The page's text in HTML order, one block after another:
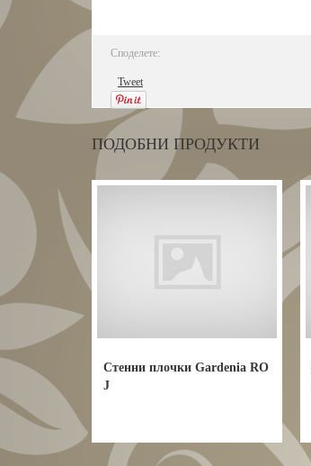
Споделете:
Tweet
ПОДОБНИ ПРОДУКТИ
Стенни плочки Gardenia RO
J